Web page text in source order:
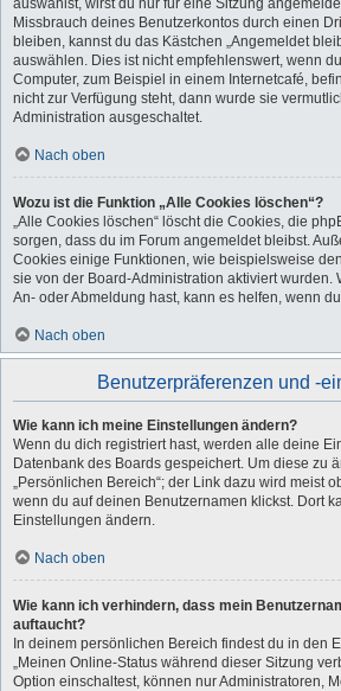
auswählst, wirst du nur für eine Sitzung
Missbrauch deines Benutzerkontos durch einen
bleiben, kannst du das Kästchen „Angemeldet
auswählen. Dies ist nicht empfehlenswert, wenn
Computer, zum Beispiel in einem Internetcafé,
nicht zur Verfügung steht, dann wurde sie
Administration ausgeschaltet.
Nach oben
Wozu ist die Funktion „Alle Cookies löschen“?
„Alle Cookies löschen“ löscht die Cookies, die
sorgen, dass du im Forum angemeldet bleibst.
Cookies einige Funktionen, wie beispielsweise
sie von der Board-Administration aktiviert wurden.
An- oder Abmeldung hast, kann es helfen, wenn
Nach oben
Benutzerpräferenzen und -
Wie kann ich meine Einstellungen ändern?
Wenn du dich registriert hast, werden alle deine
Datenbank des Boards gespeichert. Um diese zu
„Persönlichen Bereich“; der Link dazu wird meist
wenn du auf deinen Benutzernamen klickst. Dort
Einstellungen ändern.
Nach oben
Wie kann ich verhindern, dass mein
auftaucht?
In deinem persönlichen Bereich findest du in den
„Meinen Online-Status während dieser Sitzung
Option einschaltest, können nur Administratoren,